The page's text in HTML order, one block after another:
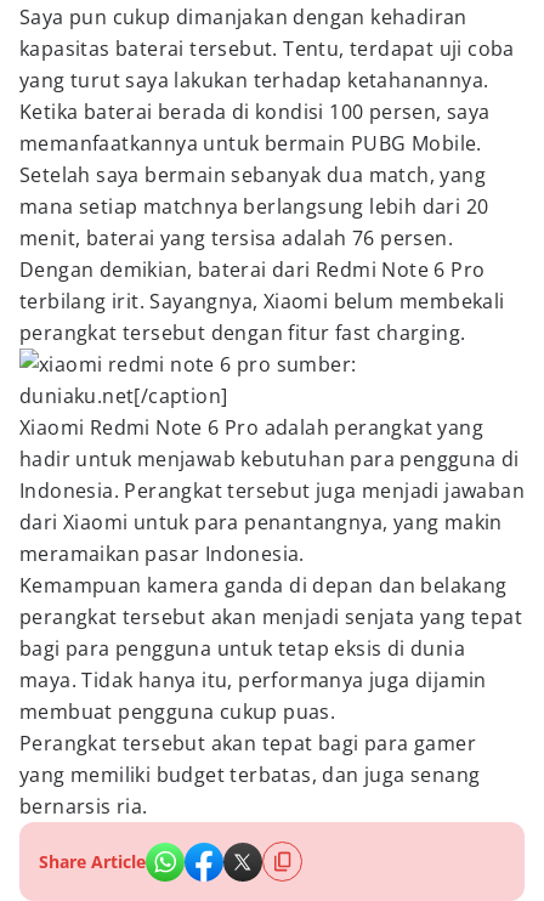
Saya pun cukup dimanjakan dengan kehadiran
kapasitas baterai tersebut. Tentu, terdapat uji coba
yang turut saya lakukan terhadap ketahanannya.
Ketika baterai berada di kondisi 100 persen, saya
memanfaatkannya untuk bermain PUBG Mobile.
Setelah saya bermain sebanyak dua match, yang
mana setiap matchnya berlangsung lebih dari 20
menit, baterai yang tersisa adalah 76 persen.
Dengan demikian, baterai dari Redmi Note 6 Pro
terbilang irit. Sayangnya, Xiaomi belum membekali
perangkat tersebut dengan fitur fast charging.
sumber:
duniaku.net[/caption]
Xiaomi Redmi Note 6 Pro adalah perangkat yang
hadir untuk menjawab kebutuhan para pengguna di
Indonesia. Perangkat tersebut juga menjadi jawaban
dari Xiaomi untuk para penantangnya, yang makin
meramaikan pasar Indonesia.
Kemampuan kamera ganda di depan dan belakang
perangkat tersebut akan menjadi senjata yang tepat
bagi para pengguna untuk tetap eksis di dunia
maya. Tidak hanya itu, performanya juga dijamin
membuat pengguna cukup puas.
Perangkat tersebut akan tepat bagi para gamer
yang memiliki budget terbatas, dan juga senang
bernarsis ria.
Share Article